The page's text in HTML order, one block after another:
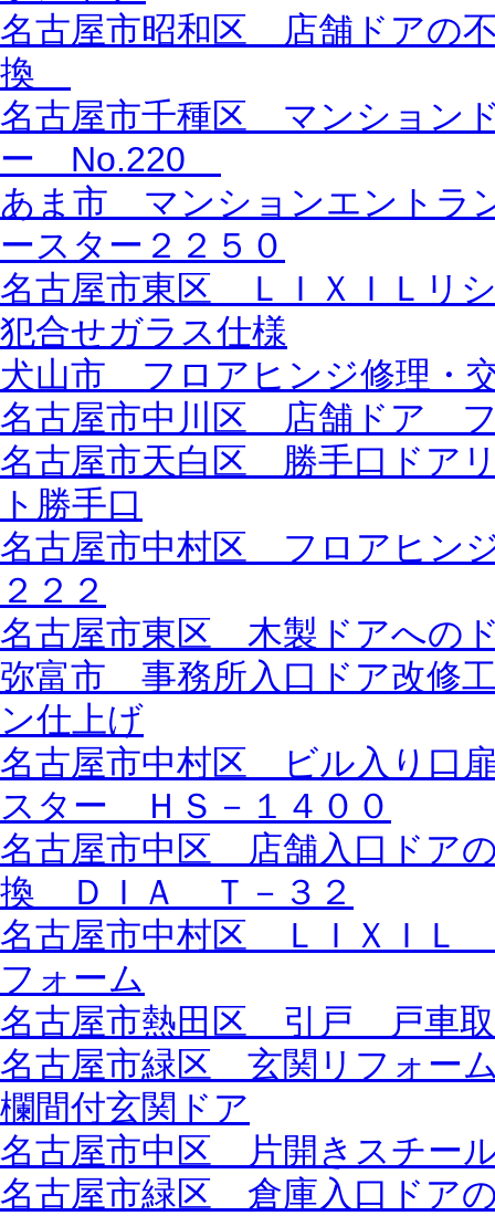
名古屋市昭和区 店舗ドアの
換
名古屋市千種区 マンション
ー No.220
あま市 マンションエントラ
ースター２２５０
名古屋市東区 ＬＩＸＩＬ
犯合せガラス仕様
犬山市 フロアヒンジ修理
名古屋市中川区 店舗ドア
名古屋市天白区 勝手口ドア
ト勝手口
名古屋市中村区 フロアヒン
２２２
名古屋市東区 木製ドアへの
弥富市 事務所入口ドア改修
ン仕上げ
名古屋市中村区 ビル入り口
スター ＨＳ－１４００
名古屋市中区 店舗入口ドア
換 ＤＩＡ Ｔ－３２
名古屋市中村区 ＬＩＸＩ
フォーム
名古屋市熱田区 引戸 戸車取
名古屋市緑区 玄関リフォー
欄間付玄関ドア
名古屋市中区 片開きスチー
名古屋市緑区 倉庫入口ドア